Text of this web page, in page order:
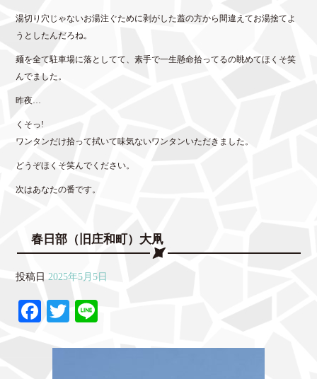
湯切り穴じゃないお湯注ぐために剥がした蓋の方から間違えてお湯捨てよ
うとしたんだろね。
麺を全て駐車場に落としてて、素手で一生懸命拾ってるの眺めてほくそ笑
んでました。
昨夜…
くそっ!
ワンタンだけ拾って拭いて味気ないワンタンいただきました。
どうぞほくそ笑んでください。
次はあなたの番です。
春日部（旧庄和町）大凧
投稿日 2025年5月5日
Fa
bo
T
tte